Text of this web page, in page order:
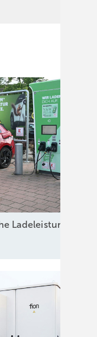
Ladeleistung